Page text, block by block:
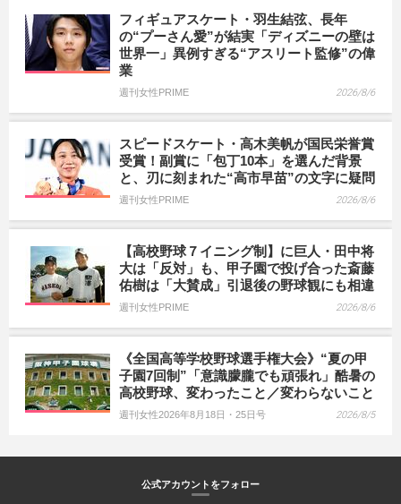
フィギュアスケート・羽生結弦、長年
の“プーさん愛”が結実「ディズニーの壁は
世界一」異例すぎる“アスリート監修”の偉
業
週刊女性PRIME 2026/8/6
スピードスケート・高木美帆が国民栄誉賞
受賞！副賞に「包丁10本」を選んだ背景
と、刃に刻まれた“高市早苗”の文字に疑問
週刊女性PRIME 2026/8/6
【高校野球７イニング制】に巨人・田中将
大は「反対」も、甲子園で投げ合った斎藤
佑樹は「大賛成」引退後の野球観にも相違
週刊女性PRIME 2026/8/6
《全国高等学校野球選手権大会》“夏の甲
子園7回制”「意識朦朧でも頑張れ」酷暑の
高校野球、変わったこと／変わらないこと
週刊女性2026年8月18日・25日号 2026/8/5
公式アカウントをフォロー